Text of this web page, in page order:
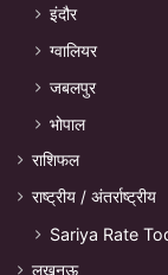
इंदौर
ग्वालियर
जबलपुर
भोपाल
राशिफल
राष्ट्रीय / अंतर्राष्ट्रीय
Sariya Rate
लखनऊ